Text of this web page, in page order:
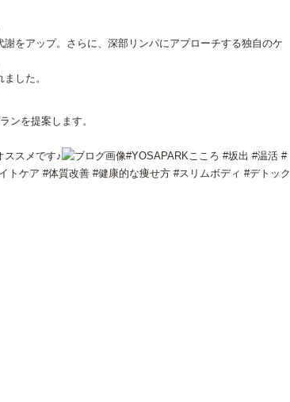
をアップ。さらに、深部リンパにアプローチする独自のケ
した。
ンを提案します。
ススメです♪
#YOSAPARKこころ #坂出 #温活 #
トケア #体質改善 #健康的な痩せ方 #スリムボディ #デトック